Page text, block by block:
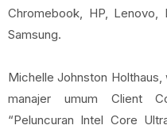
Chromebook, HP,
Samsung.
Michelle Johnston
manajer umum Client
“Peluncuran Intel Core